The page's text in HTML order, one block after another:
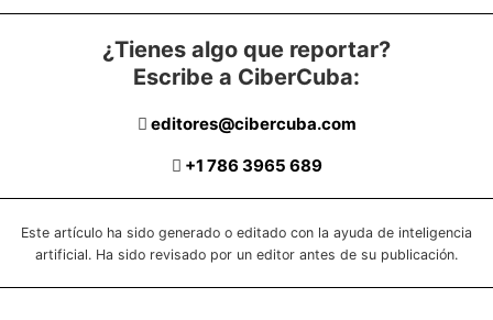
¿Tienes algo que reportar?
Escribe a CiberCuba:
editores@cibercuba.com
+1 786 3965 689
Este artículo ha sido generado o editado con la ayuda de inteligencia
artificial. Ha sido revisado por un editor antes de su publicación.